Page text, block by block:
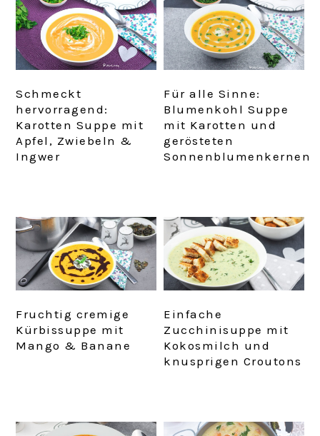
Schmeckt
hervorragend:
Karotten Suppe mit
Apfel, Zwiebeln &
Ingwer
Für alle Sinne:
Blumenkohl Suppe
mit Karotten und
gerösteten
Sonnenblumenkernen
Fruchtig cremige
Kürbissuppe mit
Mango & Banane
Einfache
Zucchinisuppe mit
Kokosmilch und
knusprigen Croutons